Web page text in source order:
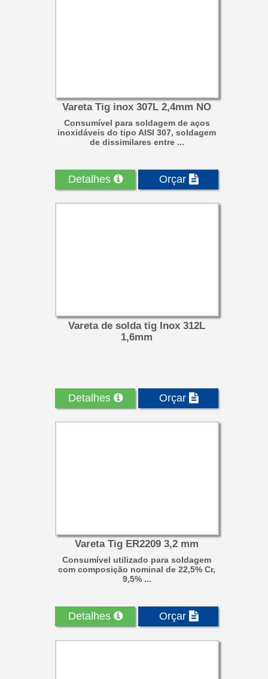
Vareta Tig inox 307L 2,4mm NO
Consumível para soldagem de aços
inoxidáveis do tipo AISI 307, soldagem
de dissimilares entre ...
Detalhes Orçar
Vareta de solda tig Inox 312L
1,6mm
Detalhes Orçar
Vareta Tig ER2209 3,2 mm
Consumível utilizado para soldagem
com composição nominal de 22,5% Cr,
9,5% ...
Detalhes Orçar